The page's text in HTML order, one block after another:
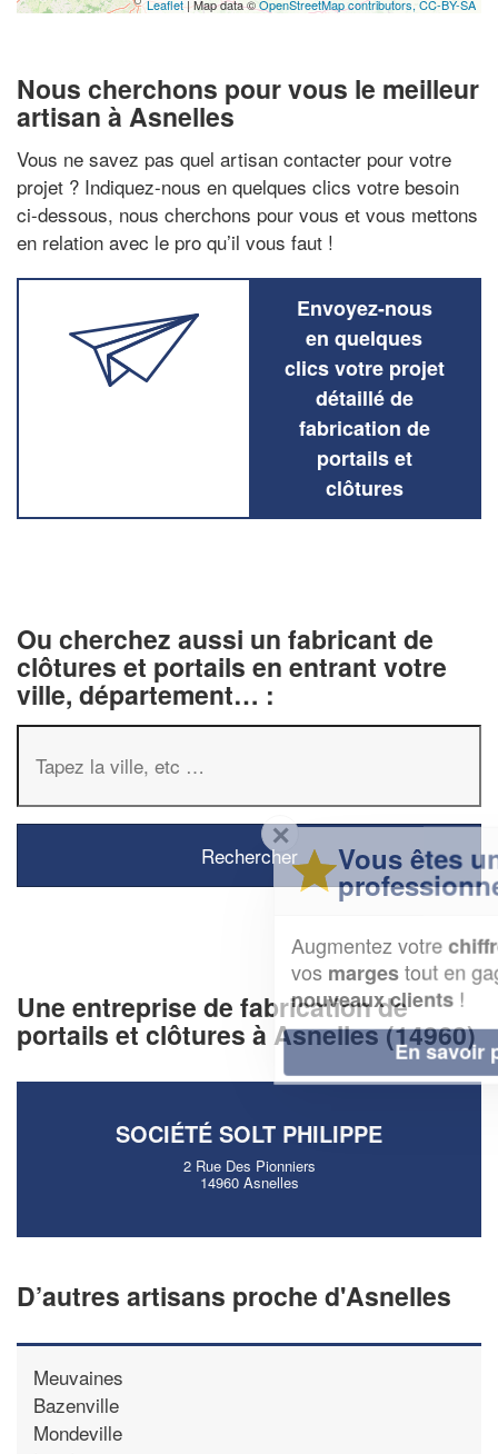
Leaflet| Map data ©OpenStreetMap contributors, CC-BY-SA
Nous cherchons pour vous le meilleur
artisan à Asnelles
Vous ne savez pas quel artisan contacter pour votre
projet ? Indiquez-nous en quelques clics votre besoin
ci-dessous, nous cherchons pour vous et vous mettons
en relation avec le pro qu’il vous faut !
Envoyez-nous
en quelques
clics votre projet
détaillé de
fabrication de
portails et
clôtures
Ou cherchez aussi un fabricant de
clôtures et portails en entrant votre
ville, département… :
Une entreprise de fabrication de
portails et clôtures à Asnelles (14960)
SOCIÉTÉ SOLT PHILIPPE
2 Rue Des Pionniers
14960 Asnelles
D’autres artisans proche d'Asnelles
Meuvaines
Bazenville
Mondeville
✕
Vous êtes un
professionnel ?
Augmentez votrechiffre d'affaireset
tout en gagnant de
nouveaux clients!
En savoir plus